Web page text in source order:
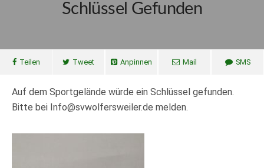
Schlüssel Gefunden
Teilen Tweet Anpinnen Mail SMS
Auf dem Sportgelände würde ein Schlüssel gefunden.
Bitte bei Info@svwolfersweiler.de melden.